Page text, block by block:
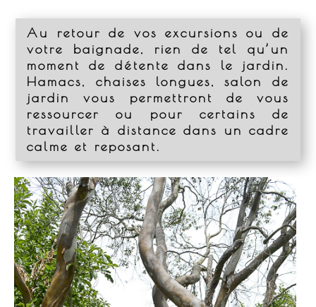
Au retour de vos excursions ou de
votre baignade, rien de tel qu’un
moment de détente dans le jardin.
Hamacs, chaises longues, salon de
jardin vous permettront de vous
ressourcer ou pour certains de
travailler à distance dans un cadre
calme et reposant.